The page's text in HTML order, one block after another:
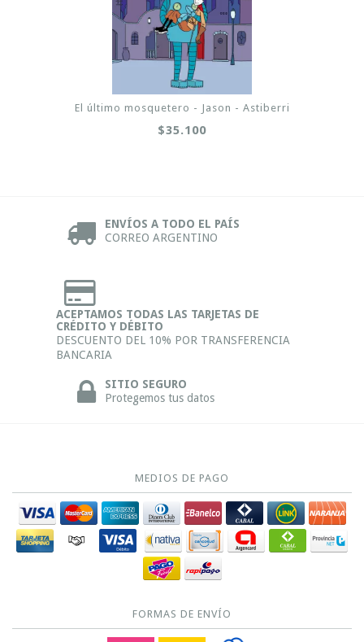
El último mosquetero - Jason - Astiberri
$35.100
ENVÍOS A TODO EL PAÍS
CORREO ARGENTINO
ACEPTAMOS TODAS LAS TARJETAS DE
CRÉDITO Y DÉBITO
DESCUENTO DEL 10% POR TRANSFERENCIA
BANCARIA
SITIO SEGURO
Protegemos tus datos
MEDIOS DE PAGO
FORMAS DE ENVÍO